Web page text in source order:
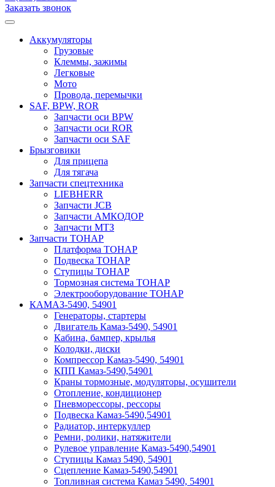
Заказать звонок
Аккумуляторы
Грузовые
Клеммы, зажимы
Легковые
Мото
Провода, перемычки
SAF, BPW, ROR
Запчасти оси BPW
Запчасти оси ROR
Запчасти оси SAF
Брызговики
Для прицепа
Для тягача
Запчасти спецтехника
LIEBHERR
Запчасти JCB
Запчасти АМКОДОР
Запчасти МТЗ
Запчасти ТОНАР
Платформа ТОНАР
Подвеска ТОНАР
Ступицы ТОНАР
Тормозная система ТОНАР
Электрооборудование ТОНАР
КАМАЗ-5490, 54901
Генераторы, стартеры
Двигатель Камаз-5490, 54901
Кабина, бампер, крылья
Колодки, диски
Компрессор Камаз-5490, 54901
КПП Камаз-5490,54901
Краны тормозные, модуляторы, осушители
Отопление, кондиционер
Пневморессоры, рессоры
Подвеска Камаз-5490,54901
Радиатор, интеркуллер
Ремни, ролики, натяжители
Рулевое управление Камаз-5490,54901
Ступицы Камаз 5490, 54901
Сцепление Камаз-5490,54901
Топливная система Камаз 5490, 54901